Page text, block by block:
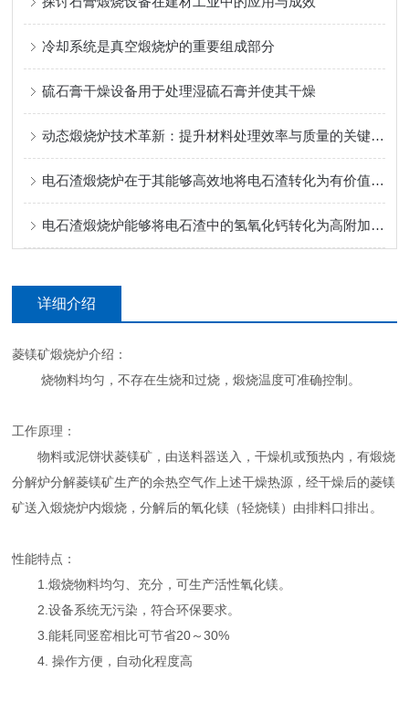
冷却系统是真空煅烧炉的重要组成部分
硫石膏干燥设备用于处理湿硫石膏并使其干燥
动态煅烧炉技术革新：提升材料处理效率与质量的关键设备
电石渣煅烧炉在于其能够高效地将电石渣转化为有价值的工业原料
电石渣煅烧炉能够将电石渣中的氢氧化钙转化为高附加值的熟料
详细介绍
菱镁矿煅烧炉介绍：
烧物料均匀，不存在生烧和过烧，煅烧温度可准确控制。
工作原理：
物料或泥饼状菱镁矿，由送料器送入，干燥机或预热内，有煅烧
分解炉分解菱镁矿生产的余热空气作上述干燥热源，经干燥后的菱镁
矿送入煅烧炉内煅烧，分解后的氧化镁（轻烧镁）由排料口排出。
性能特点：
1.煅烧物料均匀、充分，可生产活性氧化镁。
2.设备系统无污染，符合环保要求。
3.能耗同竖窑相比可节省20～30%
4. 操作方便，自动化程度高